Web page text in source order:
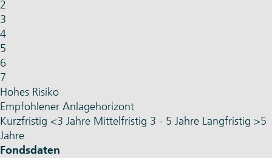
2
3
4
5
6
7
Hohes Risiko
Empfohlener Anlagehorizont
Kurzfristig <3 Jahre Mittelfristig 3 - 5 Jahre Langfristig >5
Jahre
Fondsdaten